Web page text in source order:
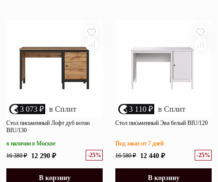
Прихожие
Освещение
Декор
О нас
Наши салоны
Покупателям
Дизайнерам и архитекторам
3 073 ₽ в Сплит
Стол письменный Лофт дуб вотан
BIU/130
16 380 ₽ 12 290 ₽ -25%
в наличии в Москве
В корзину
3 110 ₽ в Сплит
Стол письменный Эва белый BIU/120
16 580 ₽ 12 440 ₽ -25%
Под заказ от 7 дней
В корзину